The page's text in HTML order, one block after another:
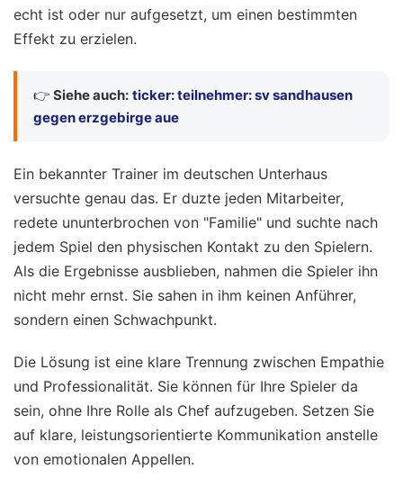
echt ist oder nur aufgesetzt, um einen bestimmten
Effekt zu erzielen.
👉 Siehe auch: ticker: teilnehmer: sv sandhausen
gegen erzgebirge aue
Ein bekannter Trainer im deutschen Unterhaus
versuchte genau das. Er duzte jeden Mitarbeiter,
redete ununterbrochen von "Familie" und suchte nach
jedem Spiel den physischen Kontakt zu den Spielern.
Als die Ergebnisse ausblieben, nahmen die Spieler ihn
nicht mehr ernst. Sie sahen in ihm keinen Anführer,
sondern einen Schwachpunkt.
Die Lösung ist eine klare Trennung zwischen Empathie
und Professionalität. Sie können für Ihre Spieler da
sein, ohne Ihre Rolle als Chef aufzugeben. Setzen Sie
auf klare, leistungsorientierte Kommunikation anstelle
von emotionalen Appellen.